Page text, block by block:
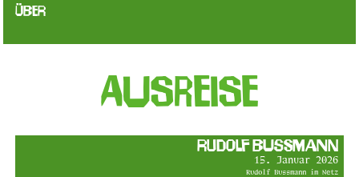
Über
Ausreise
Rudolf Bussmann
15. Januar 2026
Rudolf Bussmann im Netz